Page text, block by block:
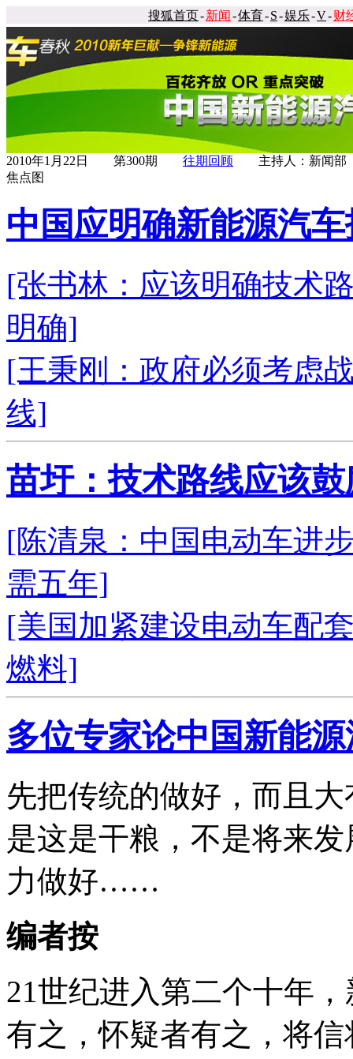
搜狐首页-新闻 -体育-S-娱乐-V-财
2010年1月22日 第300期 往期回顾 主持人：新闻部
焦点图
中国应明确新能源汽
[张书林：应该明确技术
明确]
[王秉刚：政府必须考虑
线]
苗圩：技术路线应该
[陈清泉：中国电动车进
需五年]
[美国加紧建设电动车配
燃料]
多位专家论中国新能
先把传统的做好，而且
是这是干粮，不是将来
力做好……
编者按
21世纪进入第二个十年
有之，怀疑者有之，将